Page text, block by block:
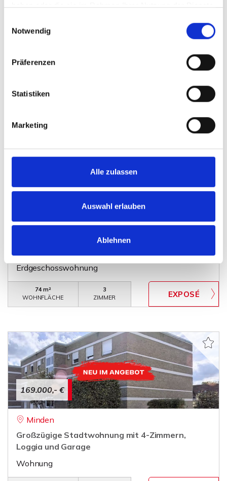
haben oder die sie im Rahmen Ihrer Nutzung der Dienste
Notwendig
Präferenzen
Statistiken
Marketing
Alle zulassen
Auswahl erlauben
Ablehnen
Bad Eilsen
102 m²
149.000,- €
Löhne
Erdgeschosswohnung mit Terrasse, Garage und
Erdgeschosswohnung
74 m²
WOHNFLÄCHE
3
ZIMMER
169.000,- €
Minden
Großzügige Stadtwohnung mit 4-Zimmern,
Loggia und Garage
Wohnung